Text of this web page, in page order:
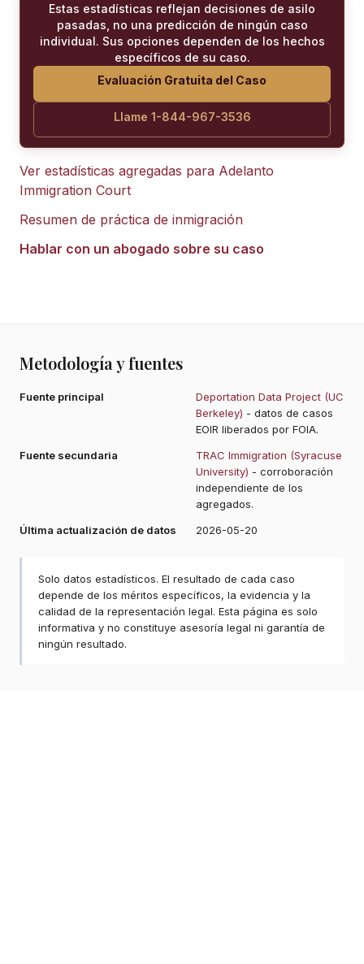
Estas estadísticas reflejan decisiones de asilo
pasadas, no una predicción de ningún caso
individual. Sus opciones dependen de los hechos
específicos de su caso.
Evaluación Gratuita del Caso
Llame 1-844-967-3536
Ver estadísticas agregadas para Adelanto
Immigration Court
Resumen de práctica de inmigración
Hablar con un abogado sobre su caso
Metodología y fuentes
Fuente principal
Deportation Data Project (UC
Berkeley) - datos de casos
EOIR liberados por FOIA.
Fuente secundaria
TRAC Immigration (Syracuse
University) - corroboración
independiente de los
agregados.
Última actualización de datos
2026-05-20
Solo datos estadísticos. El resultado de cada caso
depende de los méritos específicos, la evidencia y la
calidad de la representación legal. Esta página es solo
informativa y no constituye asesoría legal ni garantía de
ningún resultado.